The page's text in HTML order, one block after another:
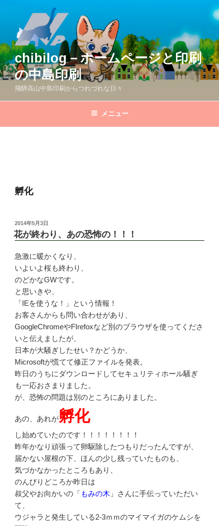
ン
ツ
へ
ス
ッ
chibilog－ホームページと印刷
の中島印刷
飛騨高山中島印刷からつれづれな日々
メニュー
孵化
投
稿
日:
2014年5月3日
花が終わり、あの恐怖の！！！
急激に暖かくなり、
いよいよ桜も終わり、
のどかなGWです。
と思いきや、
「IEを使うな！」という情報！
お客さんからも問い合わせがあり、
GoogleChromeやFIrefoxなど別のブラウザを使ってくださ
いと伝えましたが、
日本が大騒ぎしたせい？かどうか、
Microsoftが慌てて修正ファイルを発表。
昨日のうちにダウンロードしてセキュリティホール騒ぎ
も一応おさまりました。
が、恐怖の問題は別のところにありました。
あの、あれが孵化
し始めていたのです！！！！！！！！
昨年かなり頑張って卵駆除したつもりだったんですが、
届かない屋根の下、ほんの少し残っていたものも、
気づかなかったところもあり、
のんびりどころか昨日は
叔父やお向かいの「もみの木 」さんに手伝っていただい
て、
ウジャラと発生している2-3ｍｍのマイマイガのケムシを